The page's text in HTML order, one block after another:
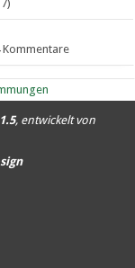
)
Kommentare
, entwickelt von